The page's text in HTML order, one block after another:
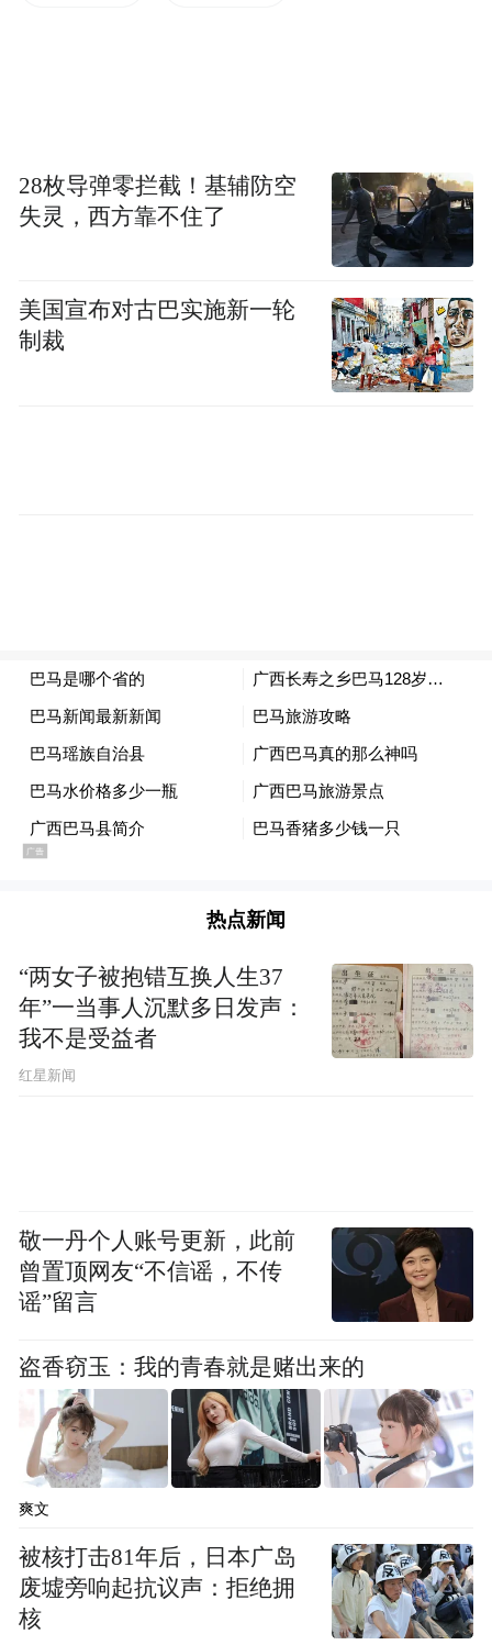
质”。
李兴龙表示，今年以来，省委金融办聚焦金
融支持打好教育科技人才体制机制一体改革
硬仗任务安排，围绕构建同科技创新相适应
的科技金融体制，持续深入做好科技金融这
篇大文章。深入推进科技金融“五项机制”改
革，科技金融体制、科技金融生态建设加速
验区申建，做好科创金融改革试点政策承接
准备。
目前全省已批准设立科技支行14家，科技特
色支行99家，科技保险支公司2家。探索建立
3635.42亿元，同比增长28.45%，远远高于全
省平均贷款增速。目前，陕西省科创板上市
公司已有14家，数量居全国第11位。截至6月
中旬，陕西省交易所科创债规模达到962.5亿
元，位居全国第二位。
在争取并做好金融资产投资公司（AIC）股
权投资试点基础上，加快试点扩围，已成功
落地4支AIC试点基金，规模合计74亿元。截
至5月末，全省经中基协备案的私募基金管理
人246家，备案基金1181只，管理规模超
28枚导弹零拦截！基辅防空
失灵，西方靠不住了
美国宣布对古巴实施新一轮
制裁
热点新闻
“两女子被抱错互换人生37
年”一当事人沉默多日发声：
我不是受益者
红星新闻
敬一丹个人账号更新，此前
曾置顶网友“不信谣，不传
谣”留言
盗香窃玉：我的青春就是赌出来的
爽文
被核打击81年后，日本广岛
废墟旁响起抗议声：拒绝拥
核